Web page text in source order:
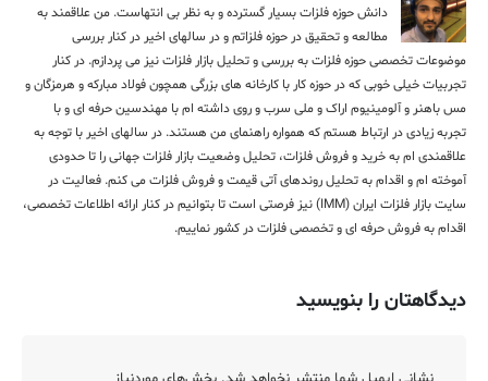
دانش حوزه فلزات بسیار گسترده و به نظر بی انتهاست. من علاقمند به
مطالعه و تحقیق در حوزه فلزاتم و در سالهای اخیر در کنار بررسی
موضوعات تخصصی حوزه فلزات به بررسی و تحلیل بازار فلزات نیز می پردازم. در کنار
تجربیات خیلی خوبی که در حوزه کار با کارخانه های بزرگی همچون فولاد مبارکه و هرمزگان و
مس باهنر و آلومینیوم اراک و ملی سرب و روی داشته ام با مهندسین حرفه ای و با
تجربه زیادی در ارتباط هستم که همواره راهنمای من هستند. در سالهای اخیر با توجه به
علاقمندی ام به خرید و فروش فلزات، تحلیل وضعیت بازار فلزات جهانی را تا حدودی
آموخته ام و اقدام به تحلیل روندهای آتی قیمت و فروش فلزات می کنم. فعالیت در
سایت بازار فلزات ایران (IMM) نیز فرصتی است تا بتوانیم در کنار ارائه اطلاعات تخصصی،
اقدام به فروش حرفه ای و تخصصی فلزات در کشور نماییم.
دیدگاهتان را بنویسید